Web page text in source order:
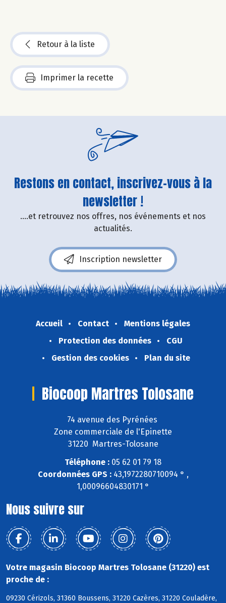
Retour à la liste
Imprimer la recette
Restons en contact, inscrivez-vous à la
newsletter !
....et retrouvez nos offres, nos événements et nos
actualités.
Inscription newsletter
Accueil Contact
Mentions légales
Protection des données
CGU
Gestion des cookies
Plan du site
Biocoop Martres Tolosane
74 avenue des Pyrénées
Zone commerciale de l'Epinette
31220 Martres-Tolosane
Téléphone : 05 62 01 79 18
Coordonnées GPS :43,1972280710094 ° ,
1,00096604830171 °
Nous suivre sur
Votre magasin Biocoop Martres Tolosane (31220) est
proche de :
09230 Cérizols, 31360 Boussens, 31220 Cazères, 31220 Couladère,